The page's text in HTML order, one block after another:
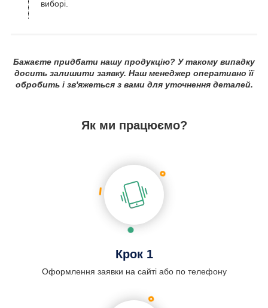
виборі.
Бажаєте придбати нашу продукцію? У такому випадку
досить залишити заявку. Наш менеджер оперативно її
обробить і зв'яжеться з вами для уточнення деталей.
Як ми працюємо?
Крок 1
Оформлення заявки на сайті або по телефону